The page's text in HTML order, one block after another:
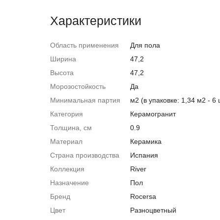
Характеристики
Область применения
Для пола
Ширина
47,2
Высота
47,2
Морозостойкость
Да
Минимальная партия
м2 (в упаковке: 1,34 м2 - 6
Категория
Керамогранит
Толщина, см
0.9
Материал
Керамика
Страна производства
Испания
Коллекция
River
Назначение
Пол
Бренд
Rocersa
Цвет
Разноцветный